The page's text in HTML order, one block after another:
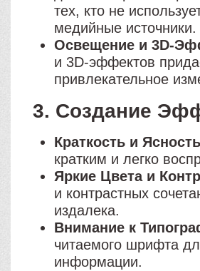
тех, кто не
медийные источники.
Освещение и 3D-
и 3D-эффектов
привлекательное
3. Создание
Краткость и
кратким и легко
Яркие Цвета и
и контрастных
издалека.
Внимание к
читаемого шрифта
информации.